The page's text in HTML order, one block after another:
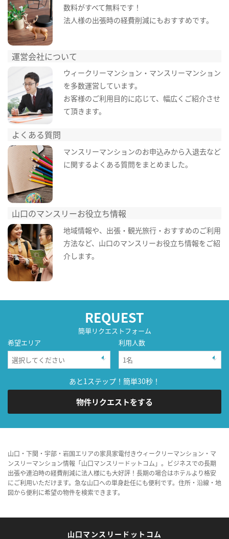
数料がすべて無料です！
法人様の出張時の経費削減にもおすすめです。
運営会社について
ウィークリーマンション・マンスリーマンション
を多数運営しています。
お客様のご利用目的に応じて、幅広くご紹介させ
て頂きます。
よくある質問
マンスリーマンションのお申込みから入退去など
に関するよくある質問をまとめました。
山口のマンスリーお役立ち情報
地域情報や、出張・観光旅行・おすすめのご利用
方法など、山口のマンスリーお役立ち情報をご紹
介します。
REQUEST
簡単リクエストフォーム
希望エリア
利用人数
あと1ステップ！簡単30秒！
物件リクエストをする
山口・下関・宇部・岩国エリアの家具家電付きウィークリーマンション・マ
ンスリーマンション情報「山口マンスリードットコム」。ビジネスでの長期
出張や連泊時の経費削減に法人様にも大好評！長期の場合はホテルより格安
にご利用いただけます。急な山口への単身赴任にも便利です。住所・沿線・地
図から便利に希望の物件を検索できます。
山口マンスリードットコム